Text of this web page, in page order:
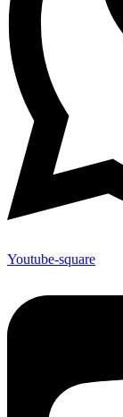
Youtube-square